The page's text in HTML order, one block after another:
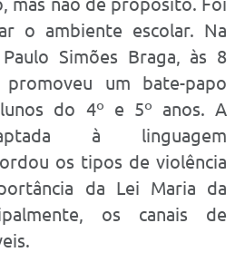
o ambiente escolar. Na
Simões Braga, às 8
um bate-papo
do 4º e 5º anos. A
à linguagem
os tipos de violência
da Lei Maria da
os canais de